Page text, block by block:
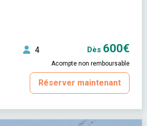
4 Dès 600€
Acompte non remboursable
Réserver maintenant